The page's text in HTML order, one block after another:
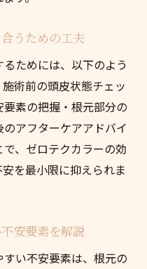
うための工夫
ためには、以下のよう
術前の頭皮状態チェッ
素の把握・根元部分の
アフターケアアドバイ
、ゼロテクカラーの効
を最小限に抑えられま
安要素を解説
い不安要素は、根元の